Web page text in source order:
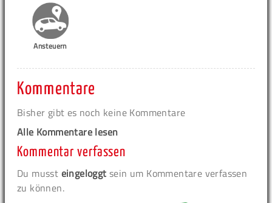
Ansteuern
Kommentare
Bisher gibt es noch keine Kommentare
Alle Kommentare lesen
Kommentar verfassen
Du musst eingeloggt sein um Kommentare verfassen
zu können.